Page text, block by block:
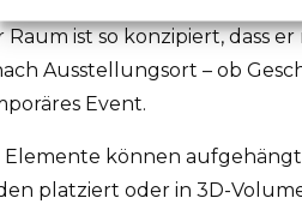
Raum ist so konzipiert, dass
Ausstellungsort – ob
Event.
Elemente können
platziert oder in 3D-